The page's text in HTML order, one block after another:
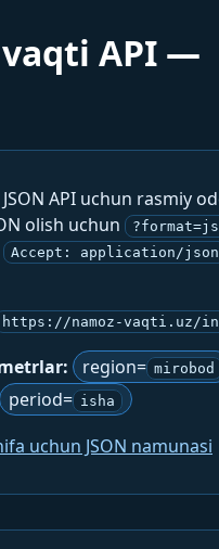
API —
API uchun rasmiy
olish uchun
Accept: application/json
https://namoz-vaqti.uz/
region= mirobod
period= isha
uchun JSON namunasi